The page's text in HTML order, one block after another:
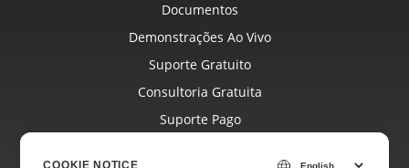
Documentos
Demonstrações Ao Vivo
Suporte Gratuito
Consultoria Gratuita
Suporte Pago
COOKIE NOTICE